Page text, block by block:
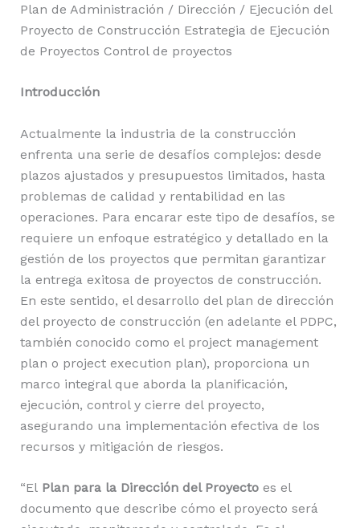
Plan de Administración / Dirección / Ejecución del
Proyecto de Construcción Estrategia de Ejecución
de Proyectos Control de proyectos
Introducción
Actualmente la industria de la construcción
enfrenta una serie de desafíos complejos: desde
plazos ajustados y presupuestos limitados, hasta
problemas de calidad y rentabilidad en las
operaciones. Para encarar este tipo de desafíos, se
requiere un enfoque estratégico y detallado en la
gestión de los proyectos que permitan garantizar
la entrega exitosa de proyectos de construcción.
En este sentido, el desarrollo del plan de dirección
del proyecto de construcción (en adelante el PDPC,
también conocido como el project management
plan o project execution plan), proporciona un
marco integral que aborda la planificación,
ejecución, control y cierre del proyecto,
asegurando una implementación efectiva de los
recursos y mitigación de riesgos.
“El Plan para la Dirección del Proyectoes el
documento que describe cómo el proyecto será